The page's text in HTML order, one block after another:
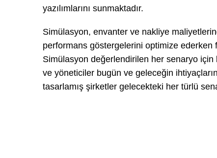
yazılımlarını sunmaktadır.
Simülasyon, envanter ve nakliye
performans göstergelerini optimize ederken
Simülasyon değerlendirilen her senaryo için
ve yöneticiler bugün ve geleceğin
tasarlamış şirketler gelecekteki her türlü